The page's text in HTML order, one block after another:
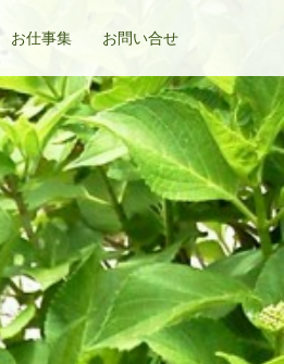
お仕事集 お問い合せ